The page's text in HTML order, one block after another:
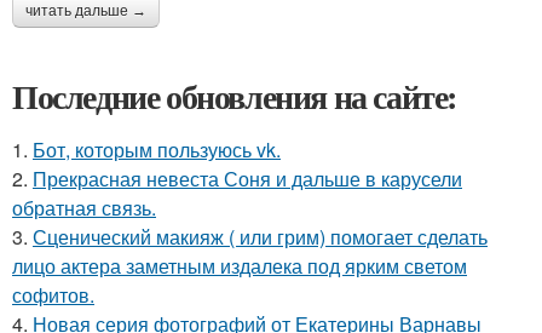
читать дальше →
Последние обновления на сайте:
1. Бот, которым пользуюсь vk.
2. Прекрасная невеста Соня и дальше в карусели
обратная связь.
3. Сценический макияж ( или грим) помогает сделать
лицо актера заметным издалека под ярким светом
софитов.
4. Новая серия фотографий от Екатерины Варнавы